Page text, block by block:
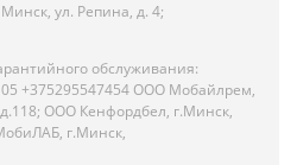
ул. Репина, д. 4;
обслуживания:
+375295547454 ООО Мобайлрем,
ООО Кенфордбел, г.Минск,
г.Минск,